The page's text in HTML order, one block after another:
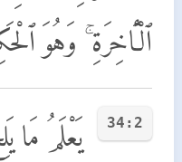
ٱلْـَٔاخِرَةِ ۚ وَهُوَ
34:2
يَعْلَمُ مَا